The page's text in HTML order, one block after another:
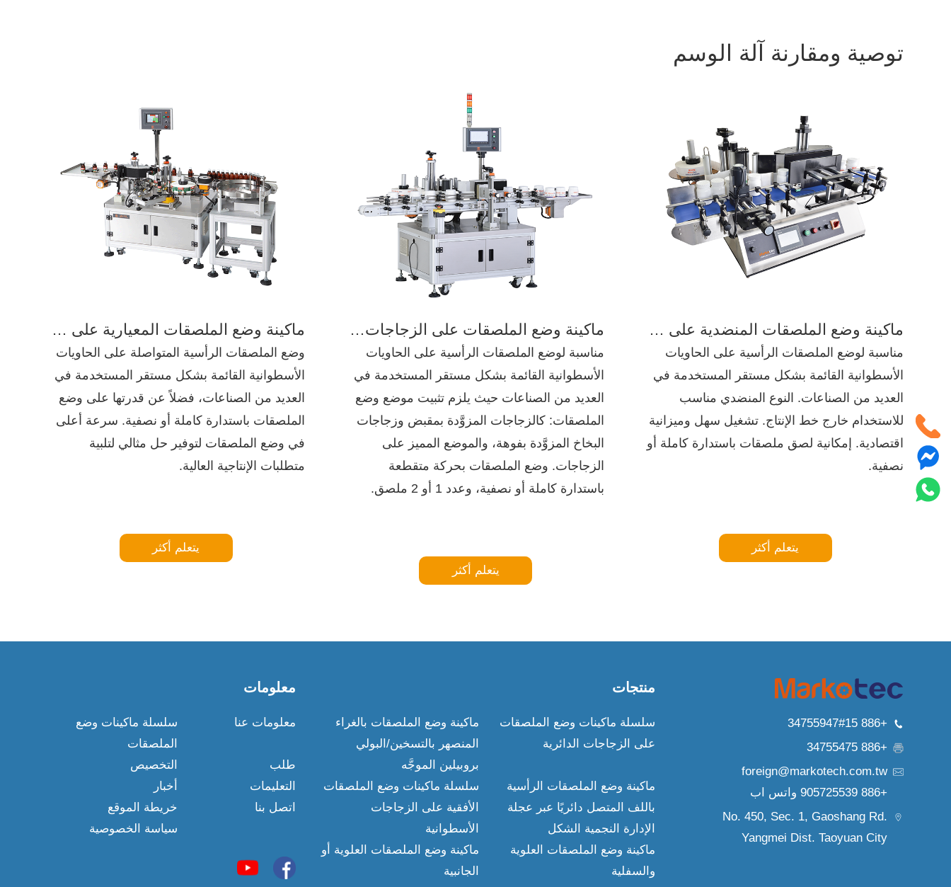
توصية ومقارنة آلة الوسم
ماكينة وضع الملصقات المعيارية على الزجاجات الدائرية
وضع الملصقات الرأسية المتواصلة على الحاويات
الأسطوانية القائمة بشكل مستقر المستخدمة في
العديد من الصناعات، فضلاً عن قدرتها على وضع
الملصقات باستدارة كاملة أو نصفية. سرعة أعلى
في وضع الملصقات لتوفير حل مثالي لتلبية
متطلبات الإنتاجية العالية.
يتعلم أكثر
ماكينة وضع الملصقات على الزجاجات الدائرية ذات السمة المميزة
مناسبة لوضع الملصقات الرأسية على الحاويات
الأسطوانية القائمة بشكل مستقر المستخدمة في
العديد من الصناعات حيث يلزم تثبيت موضع وضع
الملصقات: كالزجاجات المزوَّدة بمقبض وزجاجات
البخاخ المزوَّدة بفوهة، والموضع المميز على
الزجاجات. وضع الملصقات بحركة متقطعة
باستدارة كاملة أو نصفية، وعدد 1 أو 2 ملصق.
يتعلم أكثر
ماكينة وضع الملصقات المنضدية على الزجاجات الدائرية باللف المتصل دائريًا
مناسبة لوضع الملصقات الرأسية على الحاويات
الأسطوانية القائمة بشكل مستقر المستخدمة في
العديد من الصناعات. النوع المنضدي مناسب
للاستخدام خارج خط الإنتاج. تشغيل سهل وميزانية
اقتصادية. إمكانية لصق ملصقات باستدارة كاملة أو
نصفية.
يتعلم أكثر
+886 34755947#15
+886 34755475
foreign@markotech.com.tw
+886 905725539 واتس اب
No. 450, Sec. 1, Gaoshang Rd.
Yangmei Dist. Taoyuan City
منتجات
سلسلة ماكينات وضع الملصقات
على الزجاجات الدائرية
ماكينة وضع الملصقات بالغراء
المنصهر بالتسخين/البولي
بروبيلين الموجَّه
ماكينة وضع الملصقات الرأسية
باللف المتصل دائريًا عبر عجلة
الإدارة النجمية الشكل
سلسلة ماكينات وضع الملصقات
الأفقية على الزجاجات
الأسطوانية
ماكينة وضع الملصقات العلوية
والسفلية
ماكينة وضع الملصقات العلوية أو
الجانبية
معلومات
معلومات عنا
سلسلة ماكينات وضع
الملصقات
طلب
التخصيص
التعليمات
أخبار
اتصل بنا
خريطة الموقع
سياسة الخصوصية